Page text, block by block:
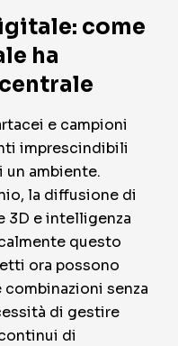
come
ha
e campioni
imprescindibili
un ambiente.
la diffusione di
3D e intelligenza
questo
ora possono
senza
di gestire
di